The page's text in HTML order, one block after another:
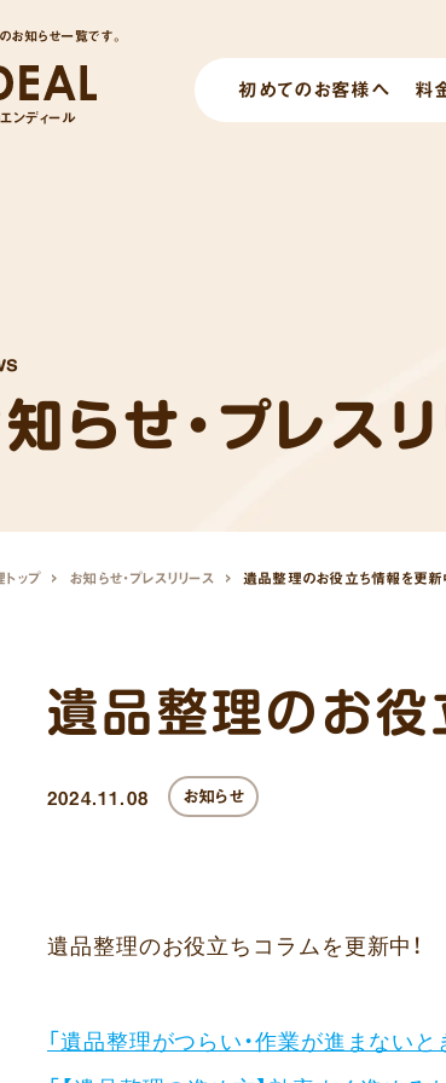
お知らせ一覧です。
ンディール
初めてのお客様へ 料
らせ・プレス
ップ お知らせ・プレスリリース 遺品整理のお役立ち情報を更新
遺品整理のお役
2024.11.08 お知らせ
遺品整理のお役立ちコラムを更新中！
「遺品整理がつらい・作業が進まないと